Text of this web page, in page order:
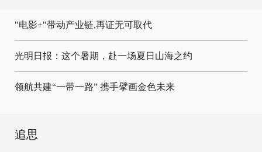
"电影+"带动产业链,再证无可取代
光明日报：这个暑期，赴一场夏日山海之约
领航共建“一带一路” 携手擘画金色未来
追思